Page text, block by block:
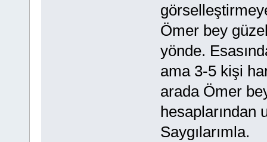
Ömer bey
yönde.
ama 3-5 kişi
arada Ömer
hesaplarından
Saygılarımla.